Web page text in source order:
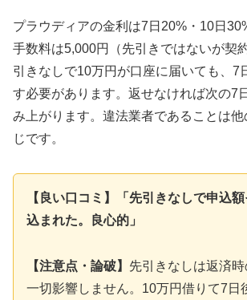
プラウディアの金利は7日20%・10日
手数料は5,000円（先引きではないが契
引きなしで10万円が口座に届いても、7
す必要があります。返せなければ次の7
み上がります。違法業者であることは他
じです。
【良い口コミ】「先引きなしで申込
込まれた。良心的」
【注意点・論破】 先引きなしは返済
一切影響しません。10万円借りて7日